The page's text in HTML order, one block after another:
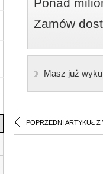
Zamów
Masz już
POPRZEDNI ARTYKUŁ Z